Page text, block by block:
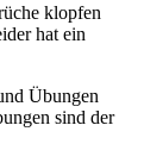
klopfen
hat ein
Übungen
sind der